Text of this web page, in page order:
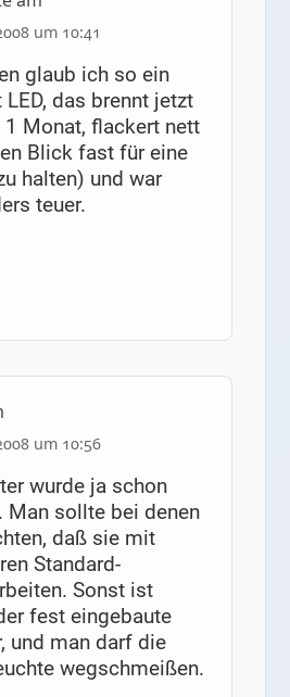
um 10:41
glaub ich so ein
das brennt jetzt
Monat, flackert nett
Blick fast für eine
halten) und war
teuer.
um 10:56
wurde ja schon
Man sollte bei denen
daß sie mit
Standard-
Sonst ist
fest eingebaute
und man darf die
wegschmeißen.